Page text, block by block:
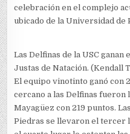
celebración en el complejo
ubicado de la Universidad de
Las Delfinas de la USC
Justas de Natación. (Kendall
El equipo vinotinto ganó con
cercano a las Delfinas fueron
Mayagüez con 219 puntos.
Piedras se llevaron el tercer